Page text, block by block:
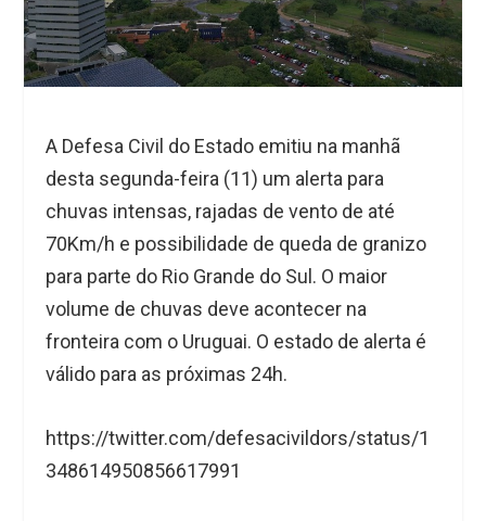
A Defesa Civil do Estado emitiu na manhã
desta segunda-feira (11) um alerta para
chuvas intensas, rajadas de vento de até
70Km/h e possibilidade de queda de granizo
para parte do Rio Grande do Sul. O maior
volume de chuvas deve acontecer na
fronteira com o Uruguai. O estado de alerta é
válido para as próximas 24h.
https://twitter.com/defesacivildors/status/1
348614950856617991